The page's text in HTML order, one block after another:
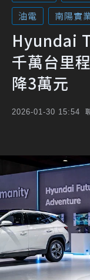
油電
南陽實
Hyundai
千萬台里
降3萬元
2026-01-30 15:54